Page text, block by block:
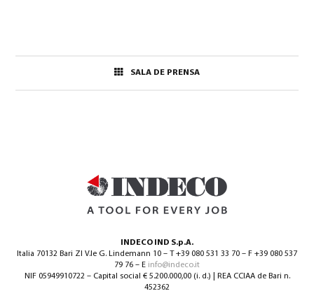
SALA DE PRENSA
INDECO IND S.p.A.
Italia 70132 Bari ZI V.le G. Lindemann 10 – T +39 080 531 33 70 – F +39 080 537
79 76 – E info@indeco.it
NIF 05949910722 – Capital social € 5.200.000,00 (i. d.) | REA CCIAA de Bari n.
452362